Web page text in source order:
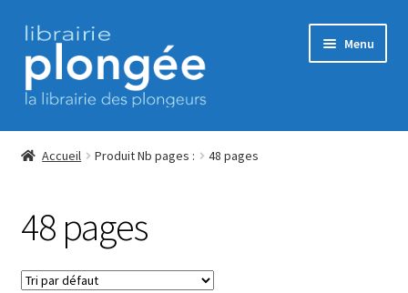
Aller
à
la
navigation
Aller
au
contenu
Menu
Accueil
CONDITIONS GENERALES DE VENTE
Contact
Accueil Produit Nb pages : 48 pages
48 pages